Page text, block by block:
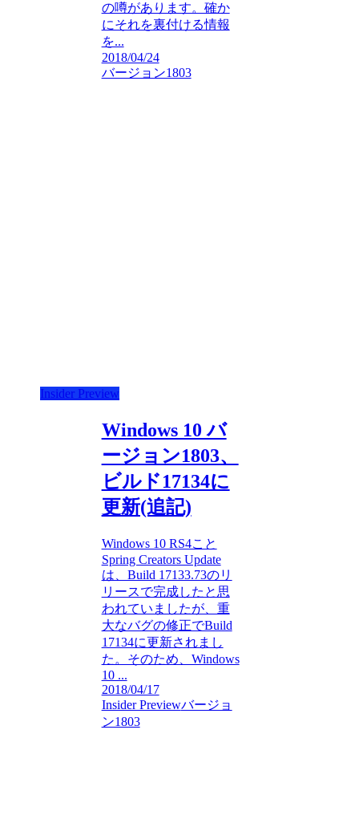
の噂があります。確か
にそれを裏付ける情報
を...
2018/04/24
バージョン1803
Insider Preview
Windows 10 バ
ージョン1803、
ビルド17134に
更新(追記)
Windows 10 RS4こと
Spring Creators Update
は、Build 17133.73のリ
リースで完成したと思
われていましたが、重
大なバグの修正でBuild
17134に更新されまし
た。そのため、Windows
10 ...
2018/04/17
Insider Previewバージョ
ン1803